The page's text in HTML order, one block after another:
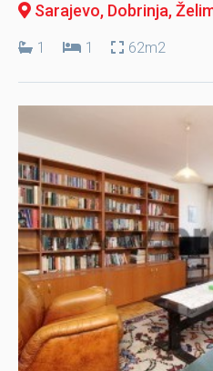
Sarajevo, Dobrinja,
1 1 62m2